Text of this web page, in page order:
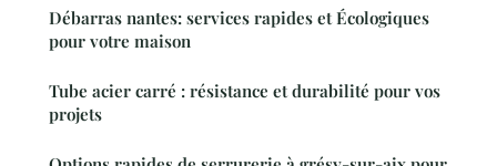
Débarras nantes: services rapides et Écologiques
pour votre maison
Tube acier carré : résistance et durabilité pour vos
projets